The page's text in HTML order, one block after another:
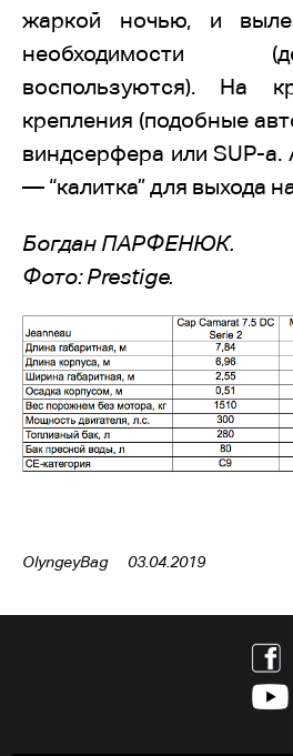
жаркой ночью, и
необходимости
воспользуются). На
крепления (подобные
виндсерфера или SUP-
— “калитка” для выхода
Богдан ПАРФЕНЮК.
Фото: Prestige.
OlyngeyBag 03.04.2019